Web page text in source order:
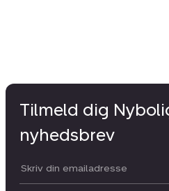
Tilmeld dig
nyhedsbrev
Din email: